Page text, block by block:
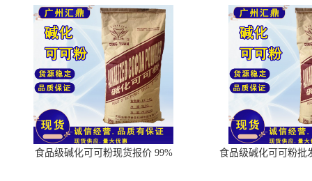
食品级碱化可可粉现货报价 99% 食品级碱化可可粉批